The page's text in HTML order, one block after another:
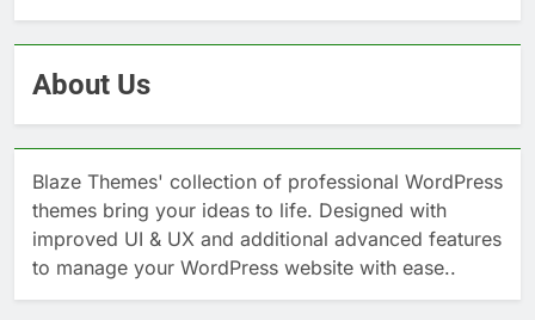
About Us
Blaze Themes' collection of professional WordPress
themes bring your ideas to life. Designed with
improved UI & UX and additional advanced features
to manage your WordPress website with ease..